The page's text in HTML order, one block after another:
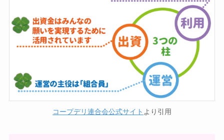
コープデリ連合会公式サイト より引用